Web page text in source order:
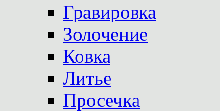
Гравировка
Золочение
Ковка
Литье
Просечка